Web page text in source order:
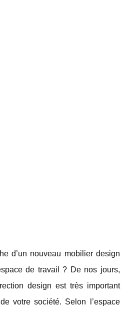
d’un nouveau mobilier design
de travail ? De nos jours,
design est très important
votre société. Selon l’espace